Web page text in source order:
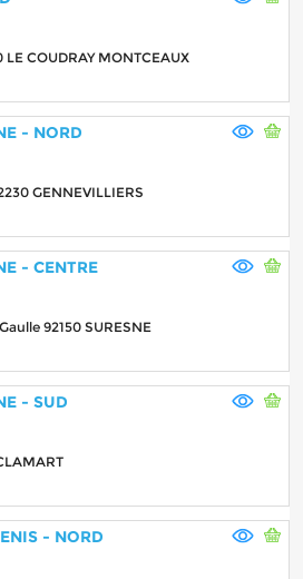
COUDRAY MONTCEAUX
- NORD
GENNEVILLIERS
- CENTRE
92150 SURESNE
- SUD
- NORD